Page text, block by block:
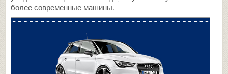
более современные машины.